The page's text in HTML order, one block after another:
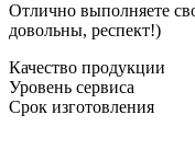
Отлично выполняете
довольны, респект!)
Качество продукции
Уровень сервиса
Срок изготовления